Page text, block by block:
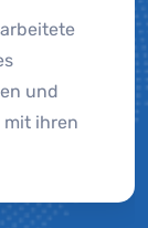
und
mit ihren